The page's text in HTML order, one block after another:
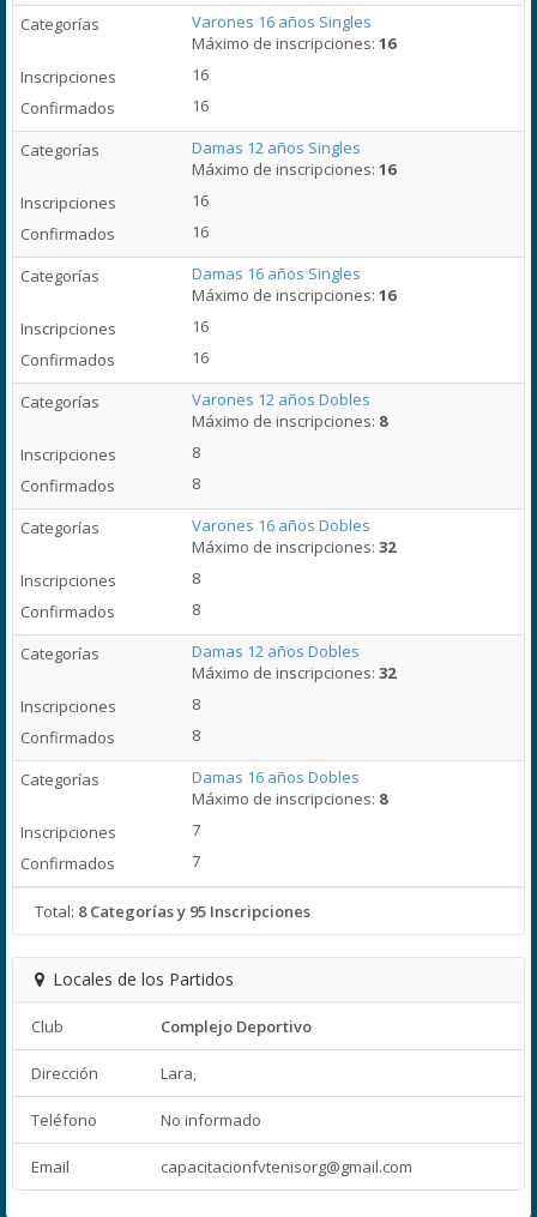
Varones 16 años Singles
Máximo de inscripciones:16
16
16
Damas 12 años Singles
Máximo de inscripciones:16
16
16
Damas 16 años Singles
Máximo de inscripciones:16
16
16
Varones 12 años Dobles
Máximo de inscripciones: 8
8
8
Varones 16 años Dobles
Máximo de inscripciones:32
8
8
Damas 12 años Dobles
Máximo de inscripciones:32
8
8
Damas 16 años Dobles
Máximo de inscripciones: 8
7
7
Total: 8 Categorías y 95 Inscripciones
Locales de los Partidos
Club Complejo Deportivo
Dirección Lara,
Teléfono No informado
Email capacitacionfvtenisorg@gmail.com